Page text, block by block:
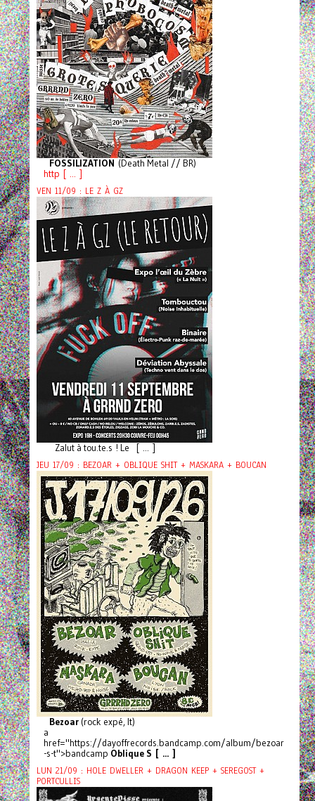
FOSSILIZATION (Death Metal // BR)
http [ ... ]
VEN 11/09 : LE Z À GZ
Zalut à tou.te.s ! Le [ ... ]
JEU 17/09 : BEZOAR + OBLIQUE SHIT + MASKARA + BOUCAN
Bezoar(rock expé, It)
a
href="https://dayoffrecords.bandcamp.com/album/bezoar
-s-t">bandcamp Oblique S [ ... ]
LUN 21/09 : HOLE DWELLER + DRAGON KEEP + SEREGOST +
PORTCULLIS